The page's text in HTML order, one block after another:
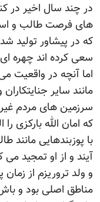
در چند سال اخیر در
های فرصت طالب و
که در پیشاور تولید
سعی کرده اند چهره
اما آنچه در واقعیت
مانند سایر
سرزمین های مردم
که امان الله بارکزی
با پوزبندهایی مانند
آیند و از او تمجید
و ولد تروریزم از زمان
مناطق اصلی بود و